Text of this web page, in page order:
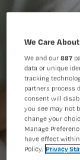
We Care
We and our887
data or unique
tracking
partners process
consent will
you see may not
change your
Manage
have effect within
Policy. Privacy